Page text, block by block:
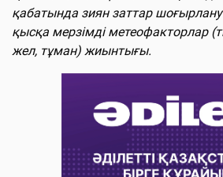
қабатында зиян заттар
қысқа мерзімді метеофакторлар
жел, тұман) жиынтығы.